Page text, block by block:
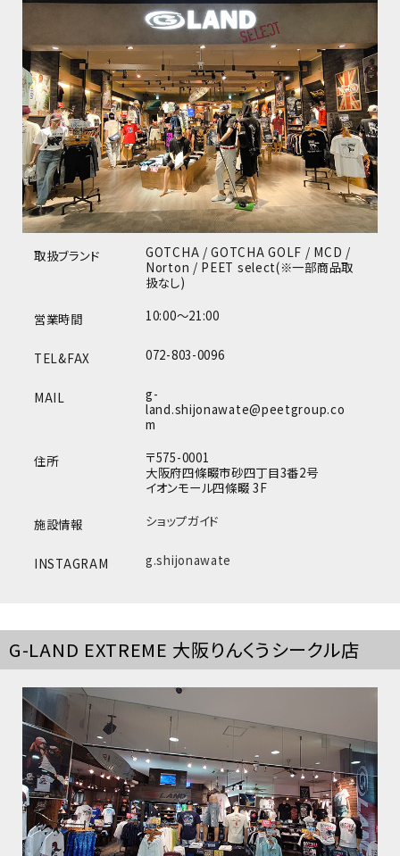
価格から探す
円 ～ 円
並び順
カテゴリ
取扱ブランド
GOTCHA / GOTCHA GOLF / MCD /
Norton / PEET select(※一部商品取
扱なし)
営業時間 10:00～21:00
TEL&FAX 072-803-0096
MAIL
g-
land.shijonawate@peetgroup.co
m
住所
〒575-0001
大阪府四條畷市砂四丁目3番2号
イオンモール四條畷 3F
施設情報 ショップガイド
INSTAGRAM g.shijonawate
G-LAND EXTREME 大阪りんくうシークル店